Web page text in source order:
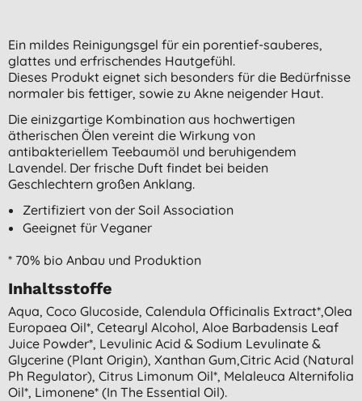
Ein mildes Reinigungsgel für ein porentief-sauberes,
glattes und erfrischendes Hautgefühl.
Dieses Produkt eignet sich besonders für die Bedürfnisse
normaler bis fettiger, sowie zu Akne neigender Haut.
Die einizgartige Kombination aus hochwertigen
ätherischen Ölen vereint die Wirkung von
antibakteriellem Teebaumöl und beruhigendem
Lavendel. Der frische Duft findet bei beiden
Geschlechtern großen Anklang.
Zertifiziert von der Soil Association
Geeignet für Veganer
* 70% bio Anbau und Produktion
Inhaltsstoffe
Aqua, Coco Glucoside, Calendula Officinalis Extract*,olea
Europaea Oil*, Cetearyl Alcohol, Aloe Barbadensis Leaf
Juice Powder*, Levulinic Acid & Sodium Levulinate &
Glycerine (plant Origin), Xanthan Gum,citric Acid (natural
Ph Regulator), Citrus Limonum Oil*, Melaleuca Alternifolia
Oil*, Limonene* (in The Essential Oil).